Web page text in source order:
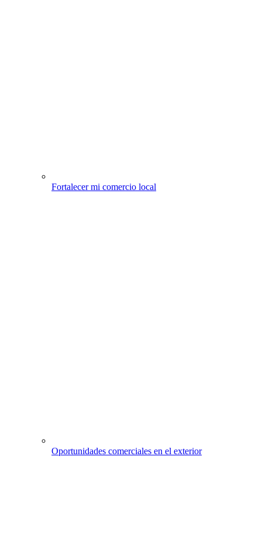
Fortalecer mi comercio local
Oportunidades comerciales en el exterior